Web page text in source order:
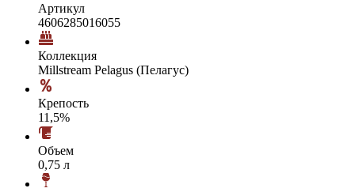
Артикул
4606285016055
Коллекция
Millstream Pelagus (Пелагус)
Крепость
11,5%
Объем
0,75 л